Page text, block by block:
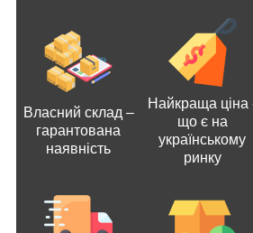
Власний склад –
гарантована
наявність
Найкраща ціна
що є на
українському
ринку